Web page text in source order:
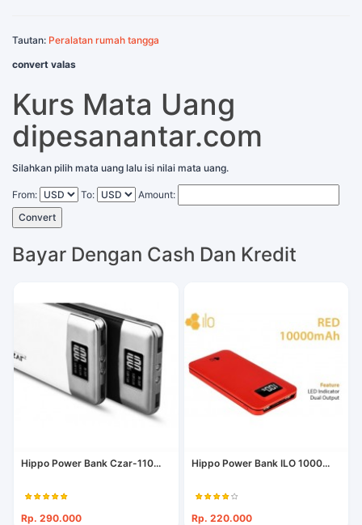
Tautan: Peralatan rumah tangga
convert valas
Kurs Mata Uang
dipesanantar.com
Silahkan pilih mata uang lalu isi nilai mata uang.
From: To:
Amount:
Convert
Bayar Dengan Cash Dan Kredit
Hippo Power Bank Czar-110...
Rp. 290.000
Hippo Power Bank ILO 1000...
Rp. 220.000